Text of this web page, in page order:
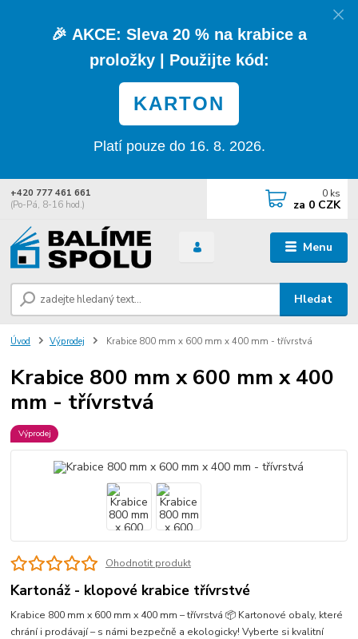
🎉 AKCE: Sleva 20 % na krabice a
proložky| Použijte kód:
KARTON
Platí pouze do 16. 8. 2026.
Menu
Hledat
+420 777 461 661
(Po-Pá, 8-16 hod.)
0 ks
za 0 CZK
Úvod Výprodej Krabice 800 mm x 600 mm x 400 mm - třívrstvá
Krabice 800 mm x 600 mm x 400
mm - třívrstvá
Výprodej
Ohodnotit produkt
Kartonáž - klopové krabice třívrstvé
Krabice 800 mm x 600 mm x 400 mm – třívrstvá 📦 Kartonové obaly, které
chrání i prodávají – s námi bezpečně a ekologicky! Vyberte si kvalitní